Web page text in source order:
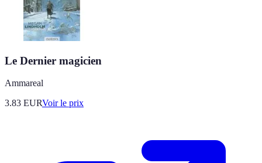
Le Dernier magicien
Ammareal
3.83 EURVoir le prix